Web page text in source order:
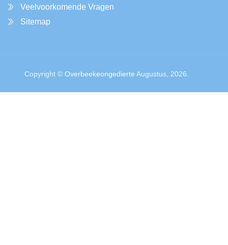
Veelvoorkomende Vragen
Sitemap
Copyright © Overbeekeongedierte Augustus, 2026.